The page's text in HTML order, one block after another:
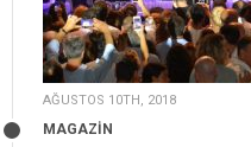
AĞUSTOS 10TH, 2018
MAGAZİN